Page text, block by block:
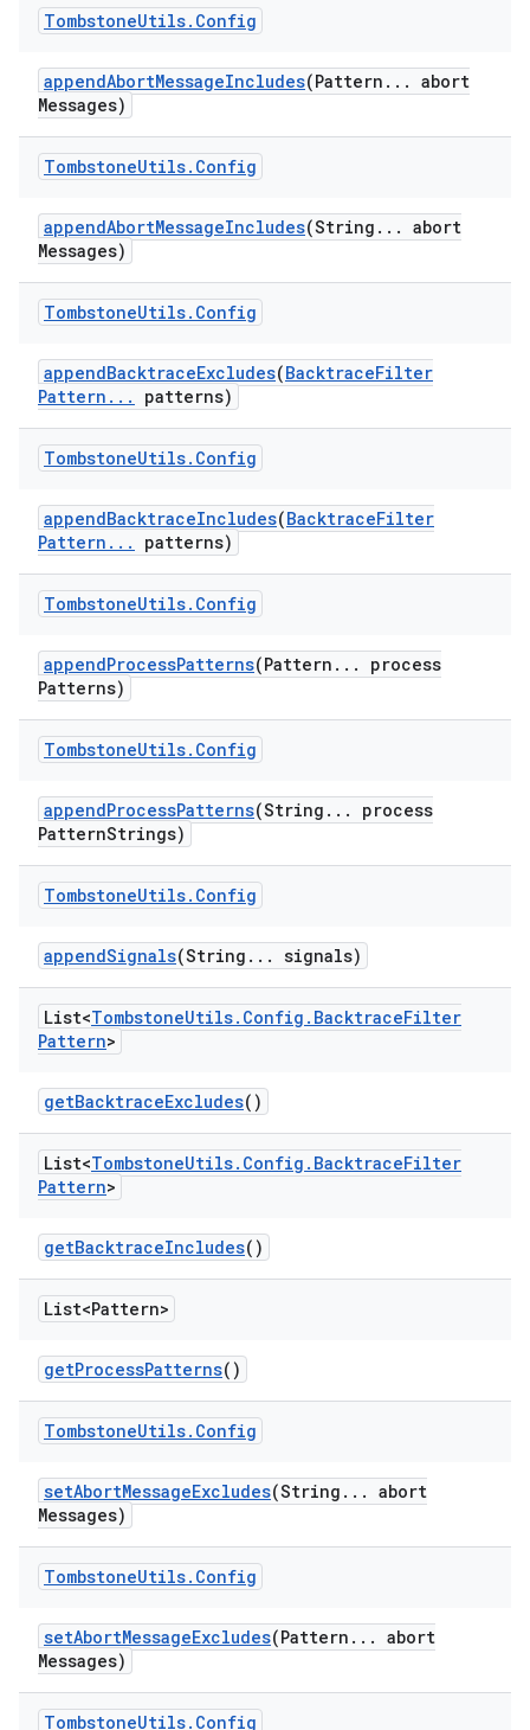
TombstoneUtils. Config
appendAbortMessageIncludes(Pattern . . . abort
Messages)
TombstoneUtils. Config
appendAbortMessageIncludes(String . . . abort
Messages)
TombstoneUtils. Config
appendBacktraceExcludes(BacktraceFilter
Pattern . . . patterns)
TombstoneUtils. Config
appendBacktraceIncludes(BacktraceFilter
Pattern . . . patterns)
TombstoneUtils. Config
appendProcessPatterns(Pattern . . .
process
Patterns)
TombstoneUtils. Config
appendProcessPatterns(String . . .
process
PatternStrings)
TombstoneUtils. Config
appendSignals(String . . . signals)
List<TombstoneUtils. Config . BacktraceFilter
Pattern>
getBacktraceExcludes()
List<TombstoneUtils. Config . BacktraceFilter
Pattern>
getBacktraceIncludes()
List<Pattern>
getProcessPatterns()
TombstoneUtils. Config
setAbortMessageExcludes(String . . . abort
Messages)
TombstoneUtils. Config
setAbortMessageExcludes(Pattern . . . abort
Messages)
TombstoneUtils. Config